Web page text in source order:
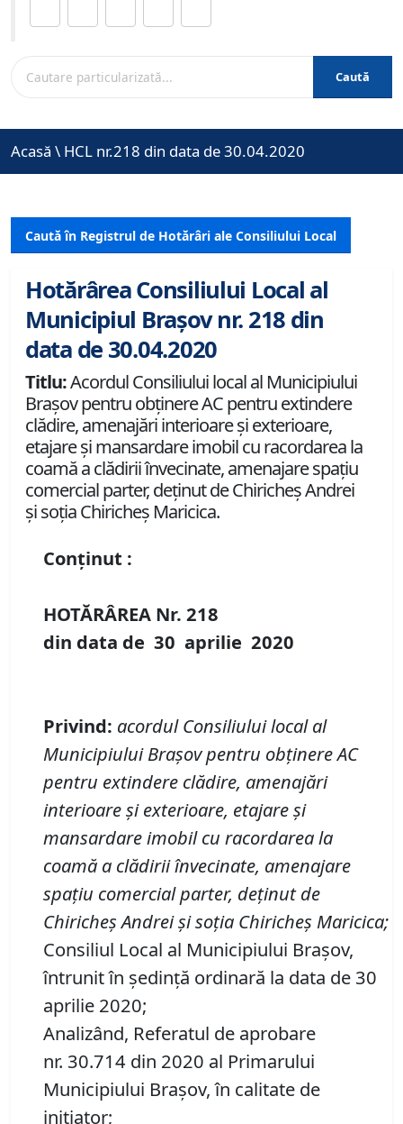
Caută
Acasă \ HCL nr.218 din data de 30.04.2020
Caută în Registrul de Hotărâri ale Consiliului Local
Hotărârea Consiliului Local al
Municipiul Brașov nr. 218 din
data de 30.04.2020
Titlu:Acordul Consiliului local al Municipiului
Braşov pentru obţinere AC pentru extindere
clădire, amenajări interioare şi exterioare,
etajare şi mansardare imobil cu racordarea la
coamă a clădirii învecinate, amenajare spaţiu
comercial parter, deţinut de Chiricheş Andrei
și soția Chiricheş Maricica.
Conținut :
HOTĂRÂREA Nr. 218
din data de 30 aprilie 2020
Privind: acordulConsiliuluilocal al
Municipiului Braşov pentru obţinere AC
pentru extindere clădire, amenajări
interioare şi exterioare, etajare şi
mansardare imobil cu racordarea la
coamă a clădirii învecinate, amenajare
spaţiu comercial parter, deţinut de
Chiricheş Andreiși soția Chiricheş Maricica;
Consiliul Local al Municipiului Brașov,
întrunit în ședință ordinară la data de 30
aprilie 2020;
Analizând, Referatul de aprobare
nr. 30.714 din 2020 al Primarului
Municipiului Braşov, în calitate de
initiator;